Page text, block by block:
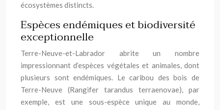
écosystèmes distincts.
Espèces endémiques et biodiversité
exceptionnelle
Terre-Neuve-et-Labrador abrite un nombre
impressionnant d’espèces végétales et animales, dont
plusieurs sont endémiques. Le caribou des bois de
Terre-Neuve (Rangifer tarandus terraenovae), par
exemple, est une sous-espèce unique au monde,